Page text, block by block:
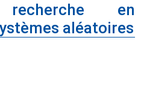
en
aléatoires